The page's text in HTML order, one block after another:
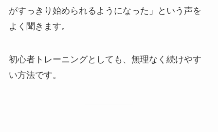
がすっきり始められるようになった」という声を
よく聞きます。
初心者トレーニングとしても、無理なく続けやす
い方法です。